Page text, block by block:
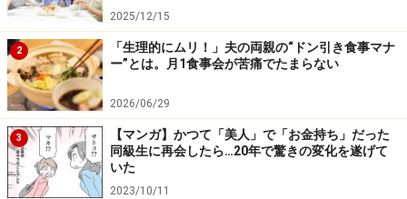
と考えて、不必要に先生にこびたりおもねったりしてし
まう。言いたいことも言えない。他のママたちが先生と
軽口を叩いているのを見ると、うらやましくなってかえ
って顔がひきつって。これじゃダメだと思えば思うほ
ど、右手と右足が一緒に出て歩くみたいなギクシャクし
た感じが自分でも分かって……」
しかも、勤務先の会社が吸収合併され、上司が代わり、
2025/12/15
2
「生理的にムリ！」夫の両親の“ドン引き食事マナ
ー”とは。月1食事会が苦痛でたまらない
2026/06/29
3
【マンガ】かつて「美人」で「お金持ち」だった
同級生に再会したら…20年で驚きの変化を遂げて
いた
2023/10/11